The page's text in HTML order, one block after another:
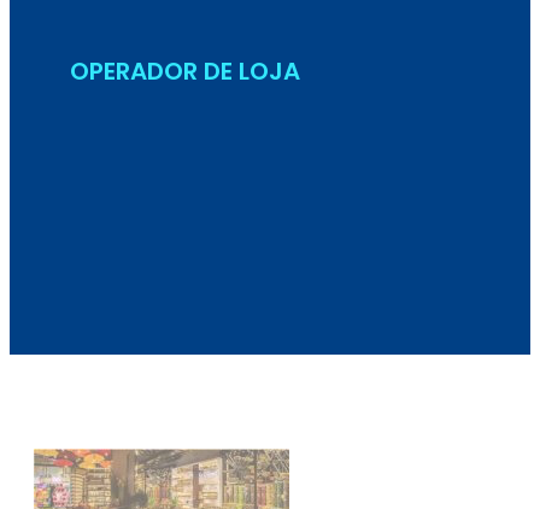
OPERADOR DE LOJA